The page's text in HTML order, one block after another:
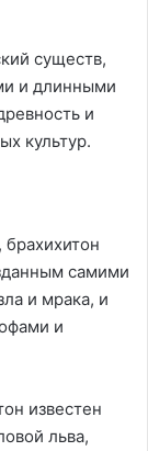
существ,
и длинными
и
культур.
самими
и мрака, и
и
известен
льва,